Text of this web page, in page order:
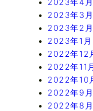
2023年3月
2023年2月
2023年1月
2022年12
2022年11
2022年10
2022年9月
2022年8月